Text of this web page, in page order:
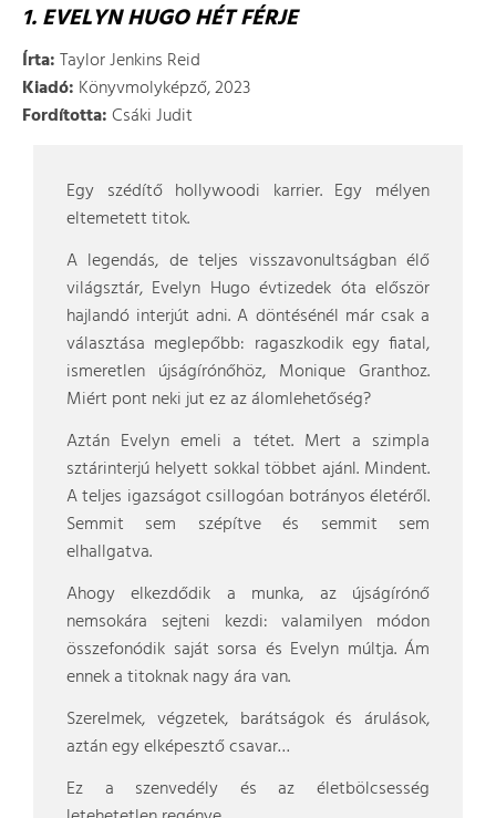
1. EVELYN HUGO HÉT FÉRJE
Írta:Taylor Jenkins Reid
Kiadó: Könyvmolyképző, 2023
Fordította:Csáki Judit
Egy szédítő hollywoodi karrier. Egy mélyen
eltemetett titok.
A legendás, de teljes visszavonultságban élő
világsztár, Evelyn Hugo évtizedek óta először
hajlandó interjút adni. A döntésénél már csak a
választása meglepőbb: ragaszkodik egy fiatal,
ismeretlen újságírónőhöz, Monique Granthoz.
Miért pont neki jut ez az álomlehetőség?
Aztán Evelyn emeli a tétet. Mert a szimpla
sztárinterjú helyett sokkal többet ajánl. Mindent.
A teljes igazságot csillogóan botrányos életéről.
Semmit sem szépítve és semmit sem
elhallgatva.
Ahogy elkezdődik a munka, az újságírónő
nemsokára sejteni kezdi: valamilyen módon
összefonódik saját sorsa és Evelyn múltja. Ám
ennek a titoknak nagy ára van.
Szerelmek, végzetek, barátságok és árulások,
aztán egy elképesztő csavar…
Ez a szenvedély és az életbölcsesség